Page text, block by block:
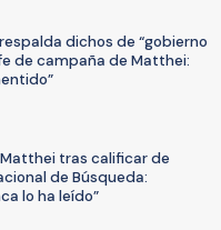
dichos de “gobierno
de campaña de Matthei:
tras calificar de
de Búsqueda:
lo ha leído”